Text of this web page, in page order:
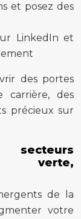
et posez des
LinkedIn et
des portes
carrière, des
précieux sur
secteurs
verte,
de la
votre